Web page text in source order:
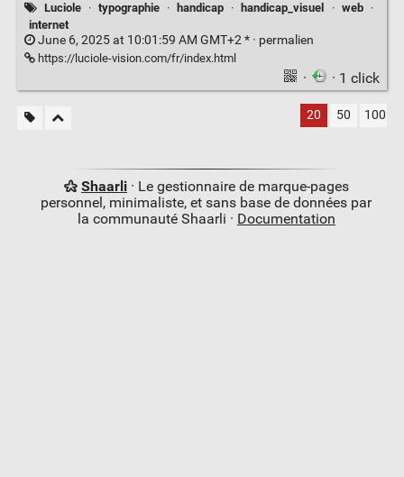
Luciole · typographie · handicap · handicap_visuel · web
·
internet
June 6, 2025 at 10:01:59 AM GMT+2 * · permalien
https://luciole-vision.com/fr/index.html
· · 1 click
20 50 100
Shaarli· Le gestionnaire de marque-pages
personnel, minimaliste, et sans base de données par
la communauté Shaarli · Documentation